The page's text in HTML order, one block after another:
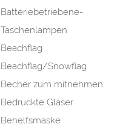
Batteriebetriebene-
Taschenlampen
Beachflag
Beachflag/Snowflag
Becher zum mitnehmen
Bedruckte Gläser
Behelfsmaske